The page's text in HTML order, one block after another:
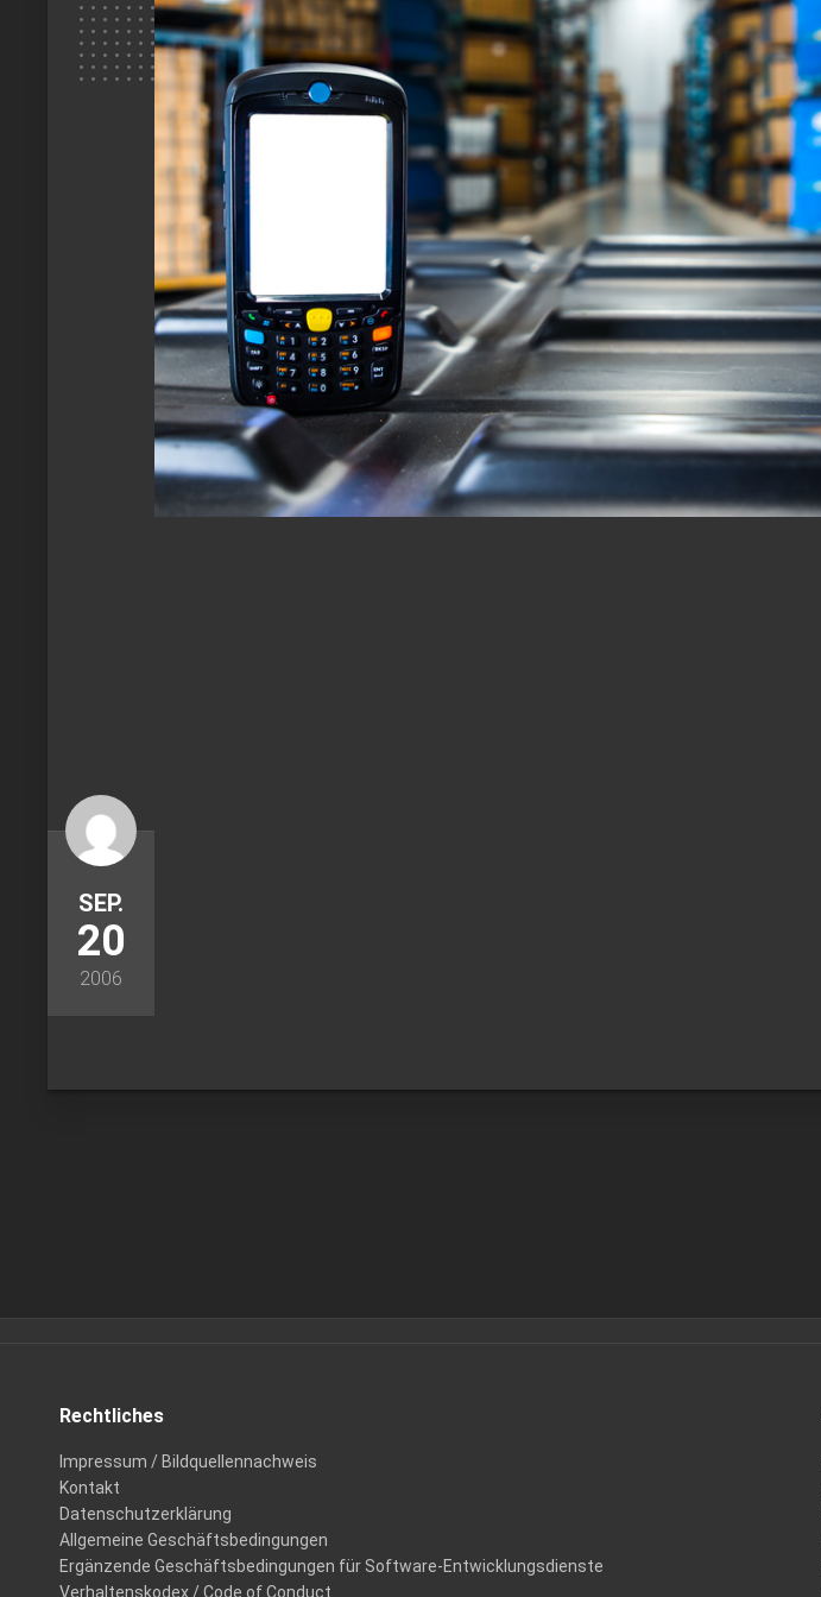
SEP.
20
2006
Rechtliches
Impressum / Bildquellennachweis
Kontakt
Datenschutzerklärung
Allgemeine Geschäftsbedingungen
Ergänzende Geschäftsbedingungen für Software-Entwicklungsdienste
Verhaltenskodex / Code of Conduct